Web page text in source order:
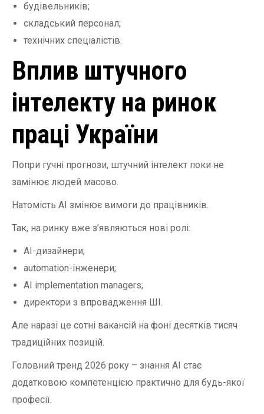
будівельників;
складський персонал;
технічних спеціалістів.
Вплив штучного
інтелекту на ринок
праці України
Попри гучні прогнози, штучний інтелект поки не
замінює людей масово.
Натомість AI змінює вимоги до працівників.
Так, на ринку вже з’являються нові ролі:
AI-дизайнери;
automation-інженери;
AI implementation managers;
директори з впровадження ШІ.
Але наразі це сотні вакансій на фоні десятків тисяч
традиційних позицій.
Головний тренд 2026 року – знання AI стає
додатковою компетенцією практично для будь-якої
професії.